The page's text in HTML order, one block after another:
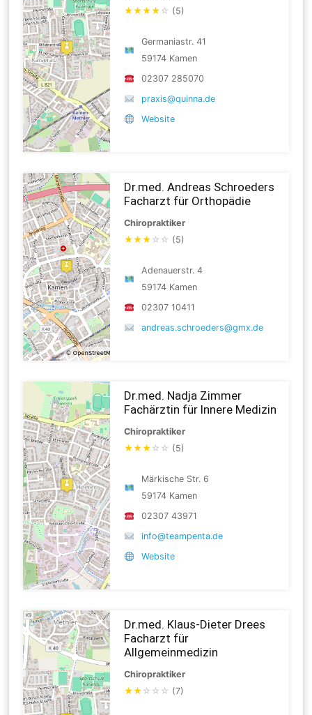
★★★★ ☆ (5)
Germaniastr. 41
59174 Kamen
02307 285070
praxis@quinna.de
Website
Dr.med. Andreas Schroeders
Facharzt für Orthopädie
Chiropraktiker
★★★ ☆ ☆ (5)
Adenauerstr. 4
59174 Kamen
02307 10411
andreas.schroeders@gmx.de
Dr.med. Nadja Zimmer
Fachärztin für Innere Medizin
Chiropraktiker
★★★ ☆ ☆ (5)
Märkische Str. 6
59174 Kamen
02307 43971
info@teampenta.de
Website
Dr.med. Klaus-Dieter Drees
Facharzt für
Allgemeinmedizin
Chiropraktiker
★★ ☆ ☆ ☆ (7)